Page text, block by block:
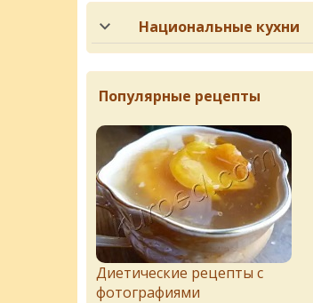
Национальные кухни
Популярные рецепты
Диетические рецепты с
фотографиями